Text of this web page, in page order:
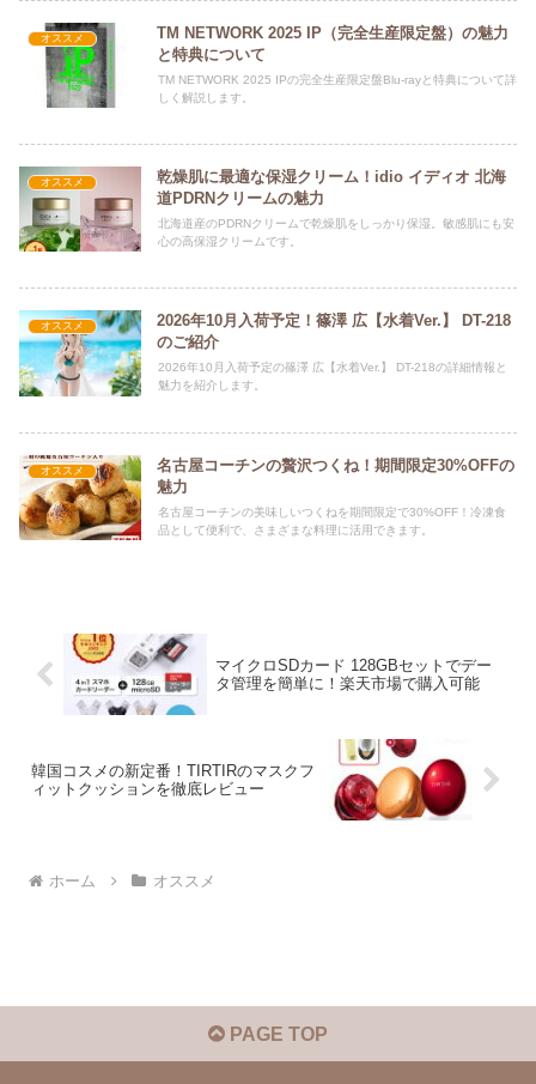
オススメ
TM NETWORK 2025 IP（完全生産限定盤）の魅力
と特典について
TM NETWORK 2025 IPの完全生産限定盤Blu-rayと特典について詳
しく解説します。
オススメ
乾燥肌に最適な保湿クリーム！idio イディオ 北海
道PDRNクリームの魅力
北海道産のPDRNクリームで乾燥肌をしっかり保湿。敏感肌にも安
心の高保湿クリームです。
オススメ
2026年10月入荷予定！篠澤 広【水着Ver.】 DT-218
のご紹介
2026年10月入荷予定の篠澤 広【水着Ver.】 DT-218の詳細情報と
魅力を紹介します。
オススメ
名古屋コーチンの贅沢つくね！期間限定30%OFFの
魅力
名古屋コーチンの美味しいつくねを期間限定で30%OFF！冷凍食
品として便利で、さまざまな料理に活用できます。
マイクロSDカード 128GBセットでデー
タ管理を簡単に！楽天市場で購入可能
韓国コスメの新定番！TIRTIRのマスクフ
ィットクッションを徹底レビュー
ホーム オススメ
PAGE TOP